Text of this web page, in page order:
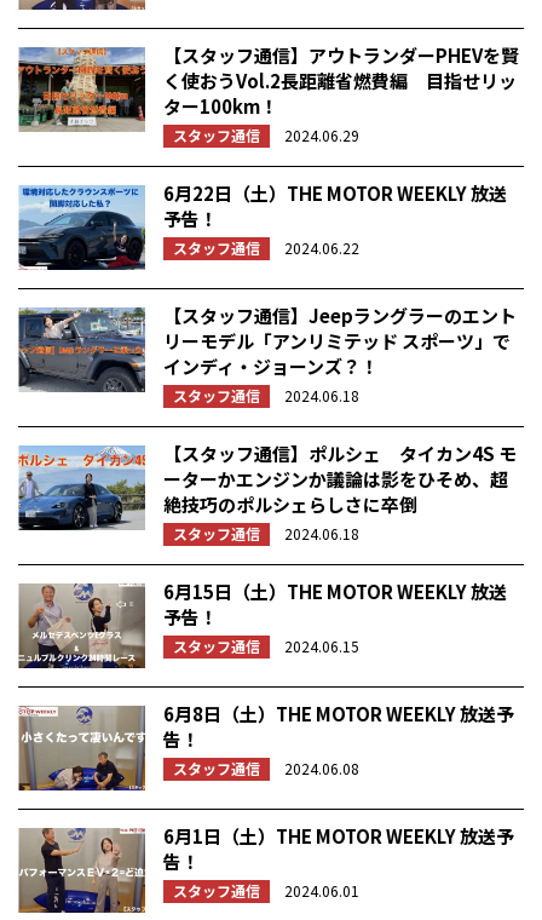
【スタッフ通信】アウトランダーPHEVを賢
く使おうVol.2長距離省燃費編 目指せリッ
ター100km！
スタッフ通信 2024.06.29
6月22日（土）THE MOTOR WEEKLY 放送
予告！
スタッフ通信 2024.06.22
【スタッフ通信】Jeepラングラーのエント
リーモデル「アンリミテッド スポーツ」で
インディ・ジョーンズ？！
スタッフ通信 2024.06.18
【スタッフ通信】ポルシェ タイカン4S モ
ーターかエンジンか議論は影をひそめ、超
絶技巧のポルシェらしさに卒倒
スタッフ通信 2024.06.18
6月15日（土）THE MOTOR WEEKLY 放送
予告！
スタッフ通信 2024.06.15
6月8日（土）THE MOTOR WEEKLY 放送予
告！
スタッフ通信 2024.06.08
6月1日（土）THE MOTOR WEEKLY 放送予
告！
スタッフ通信 2024.06.01